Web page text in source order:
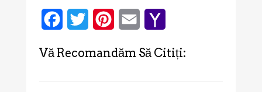
Facebook
Twitter PinterestEmail
Vă Recomandăm Să Citiți: